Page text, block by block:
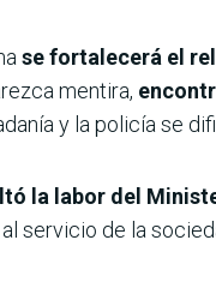
se fortalecerá el
mentira,
y la policía se
la labor del
servicio de la